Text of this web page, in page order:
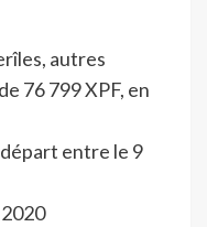
autres
76 799 XPF, en
entre le 9